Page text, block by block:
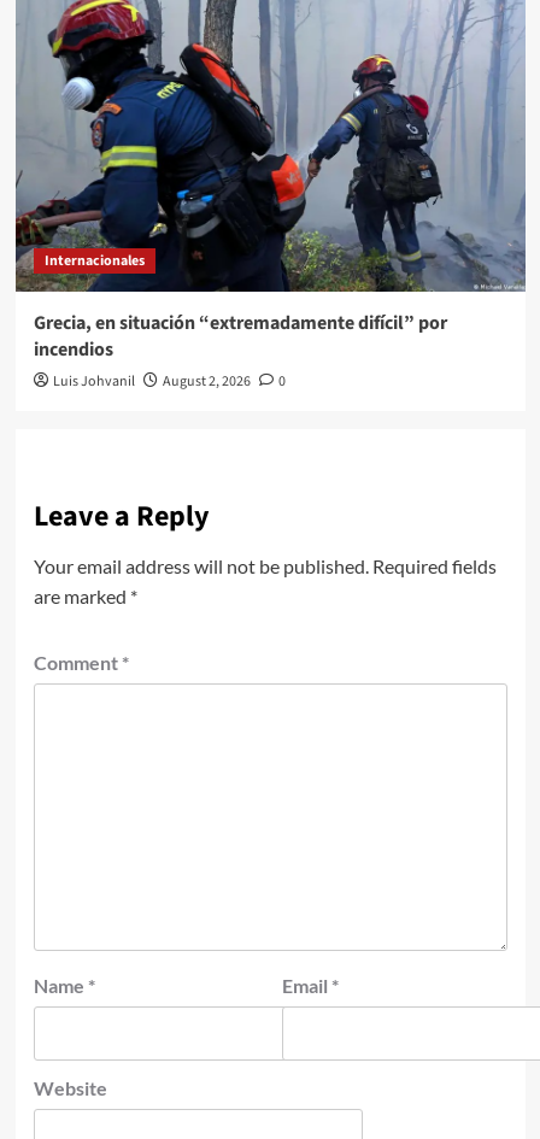
Internacionales
Grecia, en situación “extremadamente difícil” por
incendios
Luis Johvanil August 2, 2026 0
Leave a Reply
Your email address will not be published. Required fields
are marked *
Comment *
Name * Email *
Website